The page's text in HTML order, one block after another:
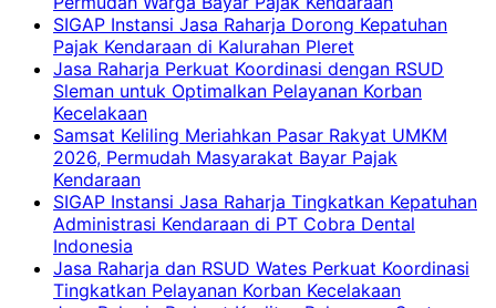
SIGAP Instansi Jasa Raharja Dorong Kepatuhan
Pajak Kendaraan di Kalurahan Pleret
Jasa Raharja Perkuat Koordinasi dengan RSUD
Sleman untuk Optimalkan Pelayanan Korban
Kecelakaan
Samsat Keliling Meriahkan Pasar Rakyat UMKM
2026, Permudah Masyarakat Bayar Pajak
Kendaraan
SIGAP Instansi Jasa Raharja Tingkatkan Kepatuhan
Administrasi Kendaraan di PT Cobra Dental
Indonesia
Jasa Raharja dan RSUD Wates Perkuat Koordinasi
Tingkatkan Pelayanan Korban Kecelakaan